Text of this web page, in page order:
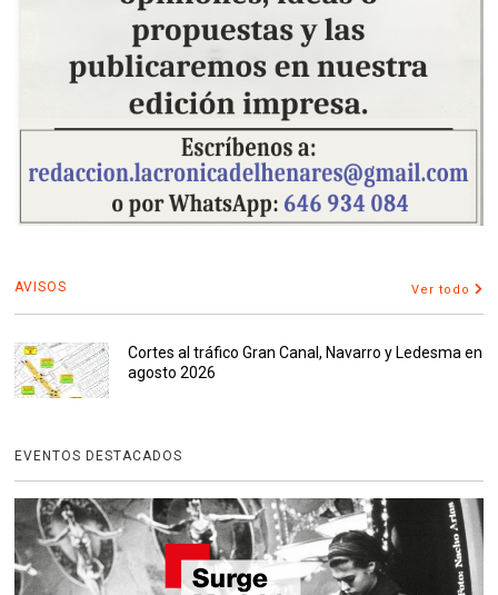
AVISOS Ver todo
Cortes al tráfico Gran Canal, Navarro y Ledesma en
agosto 2026
EVENTOS DESTACADOS